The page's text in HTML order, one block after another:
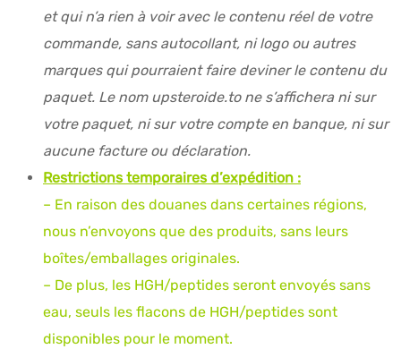
et qui n’a rien à voir avec le contenu réel de votre
commande, sans autocollant, ni logo ou autres
marques qui pourraient faire deviner le contenu du
paquet. Le nom upsteroide.to ne s’affichera ni sur
votre paquet, ni sur votre compte en banque, ni sur
aucune facture ou déclaration.
Restrictions temporaires d’expédition :
– En raison des douanes dans certaines régions,
nous n’envoyons que des produits, sans leurs
boîtes/emballages originales.
– De plus, les HGH/peptides seront envoyés sans
eau, seuls les flacons de HGH/peptides sont
disponibles pour le moment.